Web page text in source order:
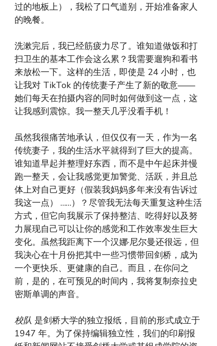
过的地板上），我松了口气道别，开始准备家人
的晚餐。
洗漱完后，我已经筋疲力尽了。谁知道做饭和打
扫卫生的基本工作会这么累？我需要遛狗和看书
来放松一下。这样的生活，即使是 24 小时，也
让我对 TikTok 的传统妻子产生了新的敬意——
她们每天在拍摄内容的同时如何做到这一点，这
让我感到震惊。我一整天几乎没看手机！
虽然我很痛苦地承认，但仅仅有一天，作为一名
传统妻子，我的生活水平就得到了巨大的提高。
谁知道早起并整理好东西，而不是中午起床并慢
跑一整天，会让我感觉更加警觉、活跃，并且总
体上对自己更好（假装我妈妈多年来没有告诉过
我这一点） ……）？尽管我无法每天重复这种生活
方式，但它向我展示了保持整洁、吃得好以及努
力展现自己可以让你的感觉和工作效率发生巨大
变化。虽然我距离下一个汉娜·尼尔曼还很远，但
我决心在十月份把其中一些习惯带回剑桥，成为
一个更快乐、更健康的自己。而且，在你问之
前，是的，在可预见的时间内，我将复制奈拉史
密斯单调的声音。
校队 是剑桥大学的独立报纸，目前的形式成立于
1947 年。为了保持编辑独立性，我们的印刷报